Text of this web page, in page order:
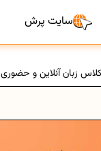
سایت پرش
زبان آنلاین و حضوری